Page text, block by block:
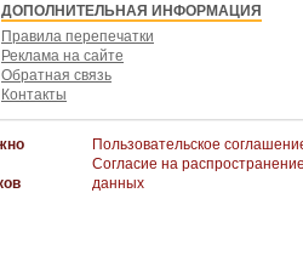
ДОПОЛНИТЕЛЬНАЯ ИНФОРМАЦИЯ
Правила перепечатки
Реклама на сайте
Обратная связь
Контакты
Пользовательское
Согласие на
данных